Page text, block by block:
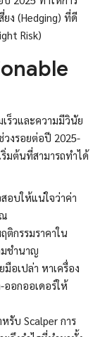
ยง (Hedging) ที่ดี
Risk)
ร็วและความมีวินัย
วงรอยต่อปี 2025-
มต้นที่สามารถทำได้
อบให้แน่ใจว่าค่า
ติกรรมราคาใน
ชำนาญ
อเปล่า หาเครื่อง
ออกออเดอร์ให้
หรับ Scalper การ